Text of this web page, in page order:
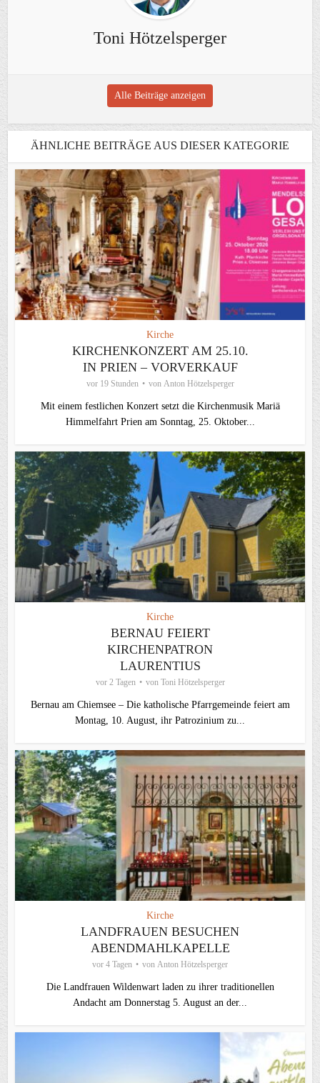
Toni Hötzelsperger
Alle Beiträge anzeigen
ÄHNLICHE BEITRÄGE AUS DIESER KATEGORIE
Kirche
KIRCHENKONZERT AM 25.10.
IN PRIEN – VORVERKAUF
vor 19 Stunden von Anton Hötzelsperger
Mit einem festlichen Konzert setzt die Kirchenmusik Mariä
Himmelfahrt Prien am Sonntag, 25. Oktober...
Kirche
BERNAU FEIERT
KIRCHENPATRON
LAURENTIUS
vor 2 Tagen von Toni Hötzelsperger
Bernau am Chiemsee – Die katholische Pfarrgemeinde feiert am
Montag, 10. August, ihr Patrozinium zu...
Kirche
LANDFRAUEN BESUCHEN
ABENDMAHLKAPELLE
vor 4 Tagen von Anton Hötzelsperger
Die Landfrauen Wildenwart laden zu ihrer traditionellen
Andacht am Donnerstag 5. August an der...